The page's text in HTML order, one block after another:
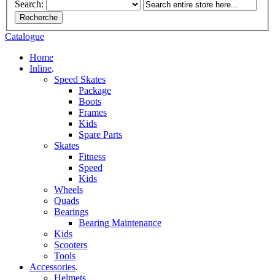
Search:
Recherche
Catalogue
Home
Inline.
Speed Skates
Package
Boots
Frames
Kids
Spare Parts
Skates
Fitness
Speed
Kids
Wheels
Quads
Bearings
Bearing Maintenance
Kids
Scooters
Tools
Accessories.
Helmets